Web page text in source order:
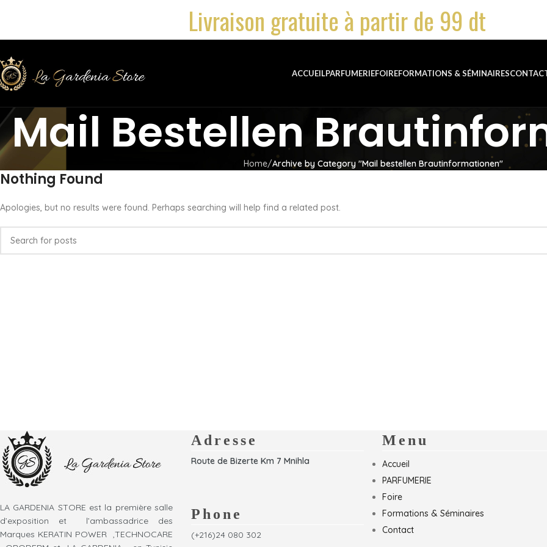
Livraison gratuite à partir de 99 dt
ACCUEILPARFUMERIEFOIREFORMATIONS & SÉMINAIRES
Mail Bestellen
Home Archive by Category "Mail bestellen Brautinformationen"
Nothing Found
Apologies, but no results were found. Perhaps searching will help find a related post.
LA GARDENIA STORE est la première salle
d’exposition et l’ambassadrice des
Marques KERATIN POWER ,TECHNOCARE
Adresse
Route de Bizerte Km 7 Mnihla
Phone
(+216)24 080 302
Menu
Accueil
PARFUMERIE
Foire
Formations & Séminaires
Contact